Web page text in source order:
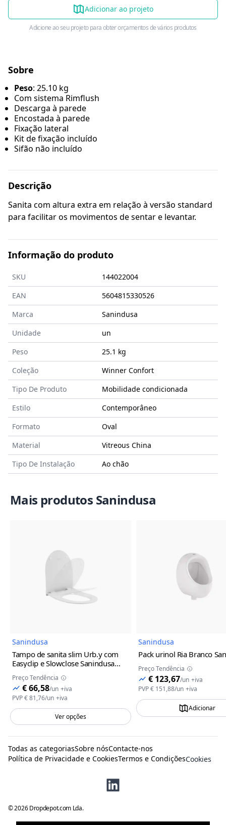
Adicionar ao projeto
Adicione ao seu projeto para obter orçamentos de vários produtos
Sobre
Peso: 25.10 kg
Com sistema Rimflush
Descarga à parede
Encostada à parede
Fixação lateral
Kit de fixação incluído
Sifão não incluído
Descrição
Sanita com altura extra em relação à versão standard
para facilitar os movimentos de sentar e levantar.
Informação do produto
SKU
144022004
EAN
5604815330526
Marca
Sanindusa
Unidade
un
Peso
25.1 kg
Coleção
Winner Confort
Tipo De Produto
Mobilidade condicionada
Estilo
Contemporâneo
Formato
Oval
Material
Vitreous China
Tipo De Instalação
Ao chão
Mais produtos Sanindusa
Sanindusa
Tampo de sanita slim Urb.y com
Easyclip e Slowclose Sanindusa
Preço Tendência
€ 66,58/un +iva
PVP€ 81,76/un +iva
Ver opções
Sanindusa
Pack urinol Ria Branco
Preço Tendência
€ 123,67/un +iva
PVP€ 151,88/un +iva
Adicionar
©2026 Dropdepot.com Lda.
Todas as categoriasSobre nósContacte-nos
Política de Privacidade e CookiesTermos e CondiçõesCookies